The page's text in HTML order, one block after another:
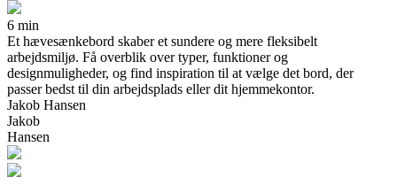
6 min
Et hævesænkebord skaber et sundere og mere fleksibelt
arbejdsmiljø. Få overblik over typer, funktioner og
designmuligheder, og find inspiration til at vælge det bord, der
passer bedst til din arbejdsplads eller dit hjemmekontor.
Jakob Hansen
Jakob
Hansen